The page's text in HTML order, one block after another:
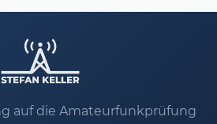
auf die Amateurfunkprüfung